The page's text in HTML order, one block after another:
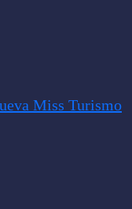
Miss Turismo